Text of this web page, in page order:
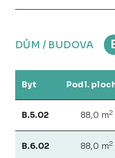
DŮM / BUDOVA
Byt Podl.
B.5.02 88,0 m2
B.6.02 88,0 m2